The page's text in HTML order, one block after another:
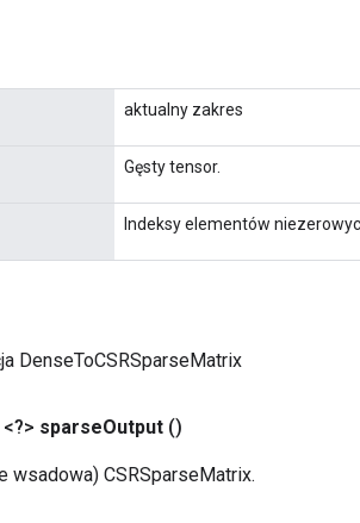
aktualny zakres
Gęsty tensor.
Indeksy elementów
DenseToCSRSparseMatrix
<?> sparseOutput ()
wsadowa) CSRSparseMatrix.